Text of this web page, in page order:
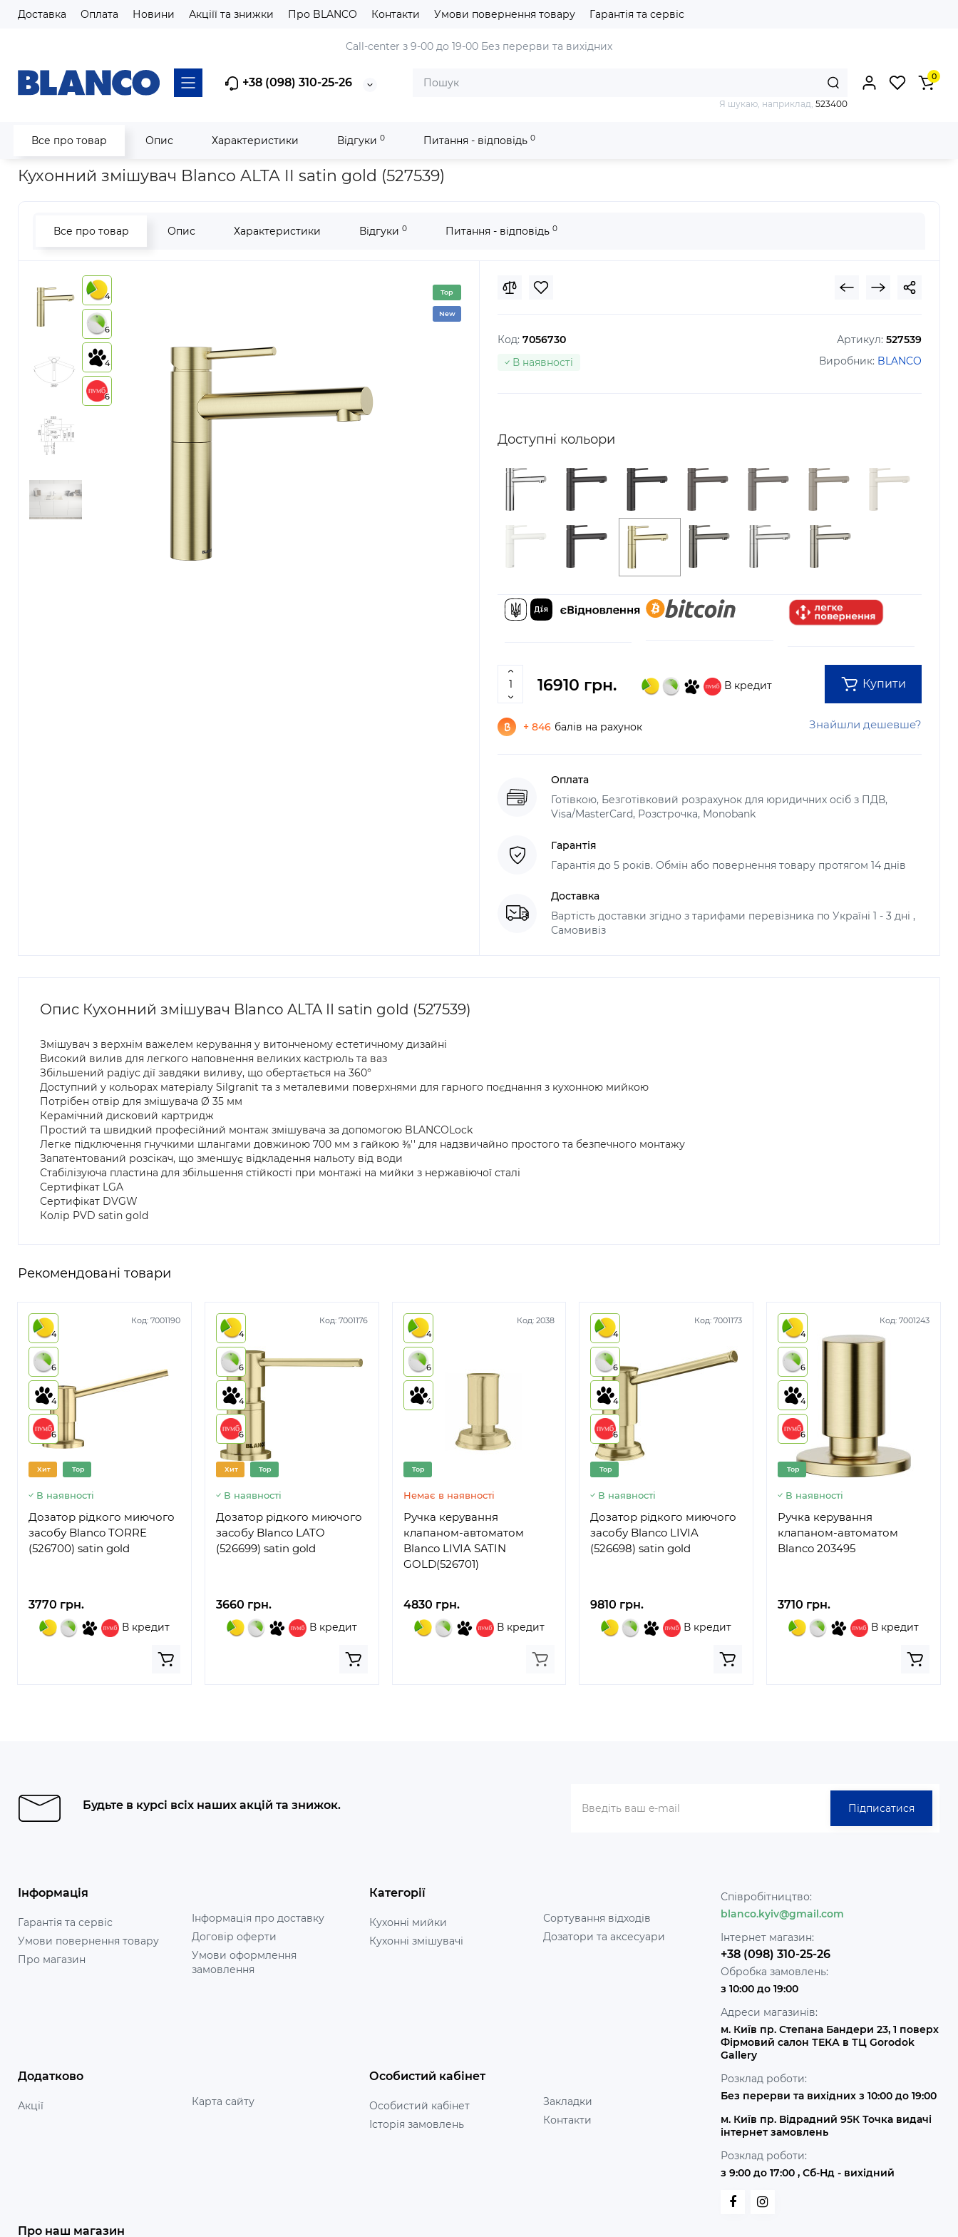
Доставка Оплата Новини Акціїї та знижки Про BLANCO Контакти Умови повернення товару Гарантія та сервіс
Сall-center з 9-00 до 19-00 Без перерви та вихідних
+38 (098) 310-25-26
Я шукаю, наприклад, 523400
0
Все про товар Опис Характеристики Відгуки 0 Питання - відповідь 0
Головна Змішувачі кухонні Кухонний змішувач Blanco ALTA II satin gold (527539)
Кухонний змішувач Blanco ALTA II satin gold (527539)
Все про товар Опис Характеристики Відгуки 0 Питання - відповідь 0
4
6
4
6
Top
New
Код: 7056730 Артикул: 527539
Виробник: BLANCO
В наявності
Доступні кольори
16910 грн. В кредит Купити
+ 846 балів на рахунок Знайшли дешевше?
Оплата
Готівкою, Безготівковий розрахунок для юридичних осіб з ПДВ,
Visa/MasterCard, Розстрочка, Monobank
Гарантія
Гарантія до 5 років. Обмін або повернення товару протягом 14 днів
Доставка
Вартість доставки згідно з тарифами перевізника по Україні 1 - 3 дні ,
Самовивіз
Опис Кухонний змішувач Blanco ALTA II satin gold (527539)
Змішувач з верхнім важелем керування у витонченому естетичному дизайні
Високий вилив для легкого наповнення великих кастрюль та ваз
Збільшений радіус дії завдяки виливу, що обертається на 360°
Доступний у кольорах матеріалу Silgranit та з металевими поверхнями для гарного поєднання з кухонною мийкою
Потрібен отвір для змішувача Ø 35 мм
Керамічний дисковий картридж
Простий та швидкий професійний монтаж змішувача за допомогою BLANCOLock
Легке підключення гнучкими шлангами довжиною 700 мм з гайкою ⅜'' для надзвичайно простого та безпечного монтажу
Запатентований розсікач, що зменшує відкладення нальоту від води
Стабілізуюча пластина для збільшення стійкості при монтажі на мийки з нержавіючої сталі
Сертифікат LGA
Сертифікат DVGW
Колір PVD satin gold
Рекомендовані товари
Код: 7001190
4
6
4
6
Хит Top
В наявності
Дозатор рідкого миючого
засобу Blanco TORRE
(526700) satin gold
3770 грн.
В кредит
Код: 7001176
4
6
4
6
Хит Top
В наявності
Дозатор рідкого миючого
засобу Blanco LATO
(526699) satin gold
3660 грн.
В кредит
Код:2038
4
6
4
Top
Немає в наявності
Ручка керування
клапаном-автоматом
Blanco LIVIA SATIN
GOLD(526701)
4830 грн.
В кредит
Код:7001173
4
6
4
6
Top
В наявності
Дозатор рідкого миючого
засобу Blanco LIVIA
(526698) satin gold
9810 грн.
В кредит
Код: 7001243
4
6
4
6
Top
В наявності
Ручка керування
клапаном-автоматом
Blanco 203495
3710 грн.
В кредит
Будьте в курсі всіх наших акцій та знижок. Підписатися
Інформація
Гарантія та сервіс
Умови повернення товару
Про магазин
Інформація про доставку
Договір оферти
Умови оформлення
замовлення
Категорії
Кухонні мийки
Кухонні змішувачі
Сортування відходів
Дозатори та аксесуари
Додатково
Акції Карта сайту
Особистий кабінет
Особистий кабінет
Історія замовлень
Закладки
Контакти
Співробітництво:
blanco.kyiv@gmail.com
Інтернет магазин:
+38 (098) 310-25-26
Обробка замовлень:
з 10:00 до 19:00
Адреси магазинів:
м. Київ пр. Степана Бандери 23, 1 поверх
Фірмовий салон ТЕКА в ТЦ Gorodok
Gallery
Розклад роботи:
Без перерви та вихідних з 10:00 до 19:00
м. Київ пр. Відрадний 95К Точка видачі
інтернет замовлень
Розклад роботи:
з 9:00 до 17:00 , Сб-Нд - вихідний
Про наш магазин